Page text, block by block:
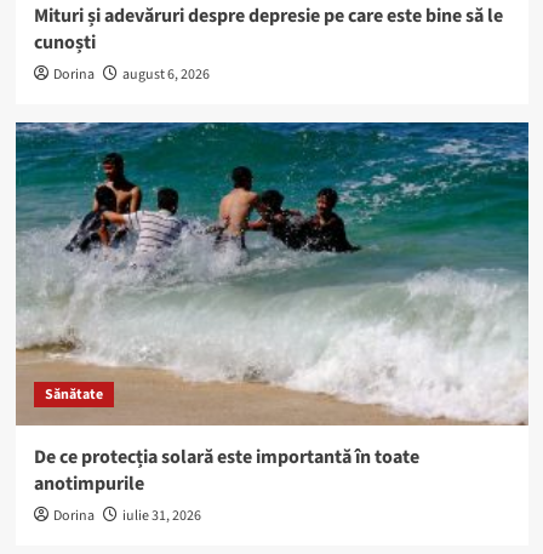
Mituri și adevăruri despre depresie pe care este bine să le
cunoști
Dorina august 6, 2026
Sănătate
De ce protecția solară este importantă în toate
anotimpurile
Dorina iulie 31, 2026